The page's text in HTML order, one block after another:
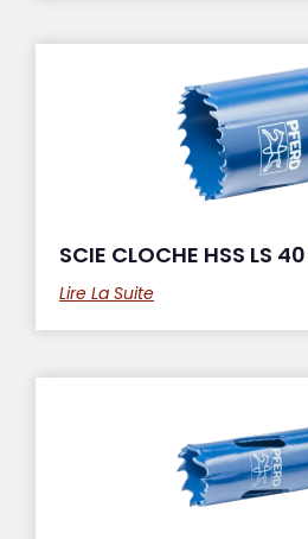
SCIE CLOCHE HSS LS
Lire La Suite